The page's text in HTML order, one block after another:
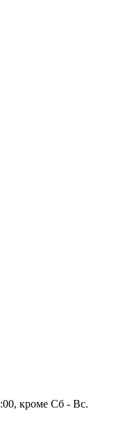
кроме Сб - Вс.